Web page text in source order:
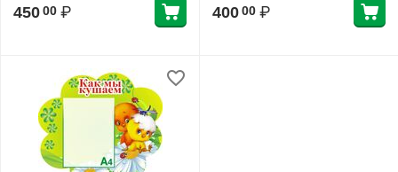
450 00 ₽ 400 00 ₽